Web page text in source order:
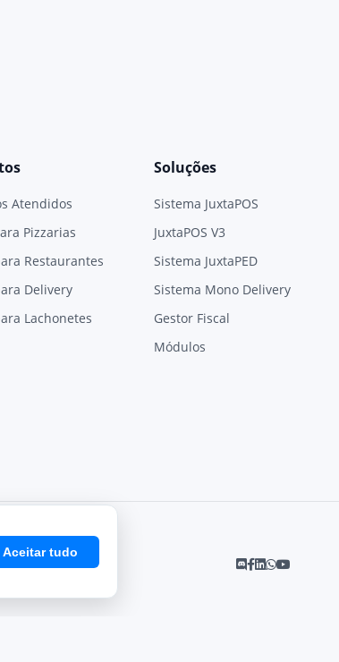
Atendidos
Pizzarias
Restaurantes
Delivery
Lachonetes
Soluções
Sistema JuxtaPOS
JuxtaPOS V3
Sistema JuxtaPED
Sistema Mono Delivery
Gestor Fiscal
Módulos
Aceitar tudo